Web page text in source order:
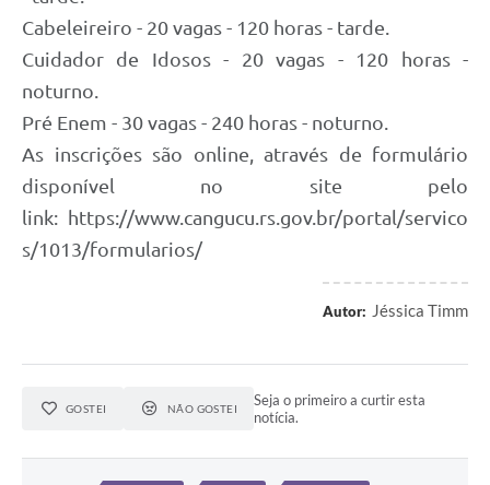
Cabeleireiro - 20 vagas - 120 horas - tarde.
Cuidador de Idosos - 20 vagas - 120 horas -
noturno.
Pré Enem - 30 vagas - 240 horas - noturno.
As inscrições são online, através de formulário
disponível no site pelo
link: https://www.cangucu.rs.gov.br/portal/servico
s/1013/formularios/
Autor: Jéssica Timm
GOSTEI NÃO GOSTEI
Seja o primeiro a curtir esta
notícia.